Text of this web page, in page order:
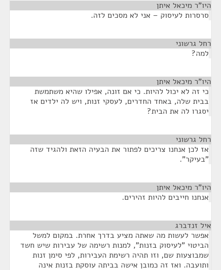
היו"ר מיכאל איתן
סרסרות לעיסוק – אני לא מסכים לזה.
רחל גרשוני
למה?
היו"ר מיכאל איתן
כי זה לא יכול להיות. כי אם זונה, אפילו שהיא משתמשת
בבית שלה, באחד החדרים, לעסקי זנות, ויש לה ילדים אז
יסגרו לה את הבית?
רחל גרשוני
אז לכן אנחנו צריכים לפתור את הבעיה הזאת ולהגיד שזה
"בעיקר".
היו"ר מיכאל איתן
אנחנו חייבים להיות זהירים.
איל זנדברג
אפשר לעשות מה שאתה מציע בדרך אחרת. במקום למשל
הביטוי "לעיסוק בזנות", למנות רשימה של עבירות שיש חשד
שמבוצעות שם, וזו תהיה רשימת העבירות, לפי סימן זנות
ותועבה. ואז זה כמובן אישה בביתה עוסקת בזנות אינה